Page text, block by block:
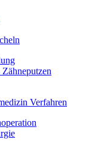
Verfahren